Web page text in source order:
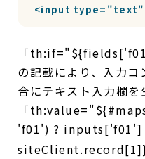
<input
「
の記載により、入力
合にテキスト入力欄を
「
'f01') ? inputs['f01']